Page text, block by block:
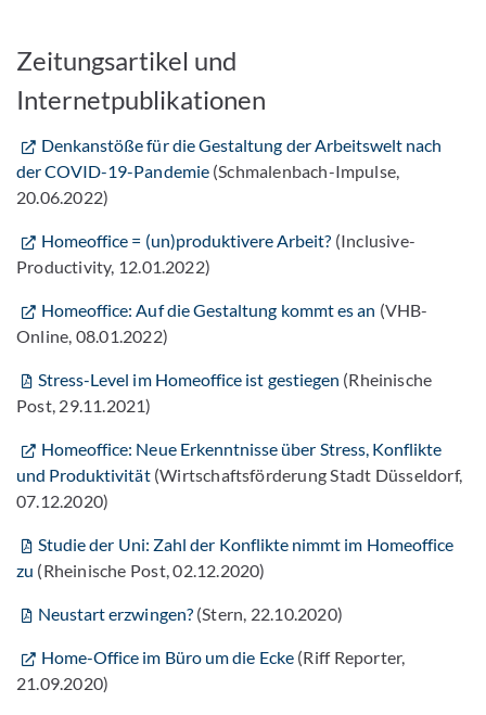
Zeitungsartikel und
Internetpublikationen
Denkanstöße für die Gestaltung der Arbeitswelt nach
der COVID-19-Pandemie(Schmalenbach-Impulse,
20.06.2022)
Homeoffice = (un)produktivere Arbeit? (Inclusive-
Productivity, 12.01.2022)
Homeoffice: Auf die Gestaltung kommt es an (VHB-
Online, 08.01.2022)
Stress-Level im Homeoffice ist gestiegen (Rheinische
Post, 29.11.2021)
Homeoffice: Neue Erkenntnisse über Stress, Konflikte
und Produktivität(Wirtschaftsförderung Stadt Düsseldorf,
07.12.2020)
Studie der Uni: Zahl der Konflikte nimmt im Homeoffice
zu (Rheinische Post, 02.12.2020)
Neustart erzwingen?(Stern, 22.10.2020)
Home-Office im Büro um die Ecke(Riff Reporter,
21.09.2020)